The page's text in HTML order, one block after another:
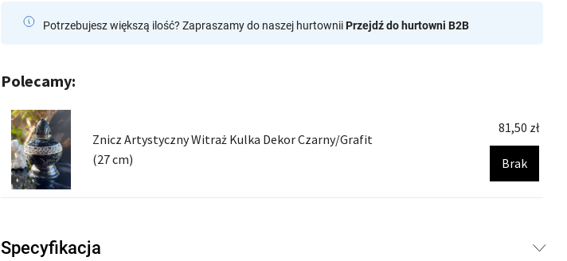
Potrzebujesz większą ilość? Zapraszamy do naszej hurtowniiPrzejdź do hurtowni B2B
Polecamy:
Znicz Artystyczny Witraż Kulka Dekor Czarny/Grafit
(27 cm)
81,50 zł
Brak
Specyfikacja